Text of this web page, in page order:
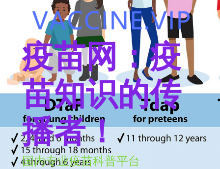
疫苗网：疫
苗知识的传
播者！
国内专业疫苗科普平台